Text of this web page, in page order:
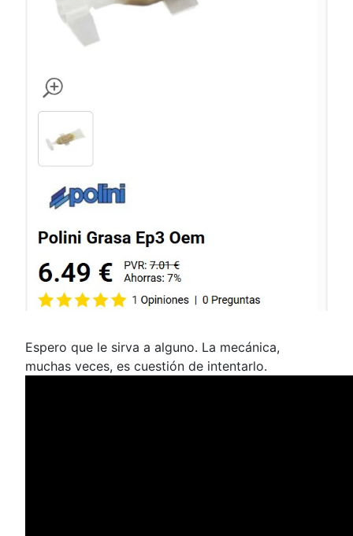
Espero que le sirva a alguno. La mecánica,
muchas veces, es cuestión de intentarlo.